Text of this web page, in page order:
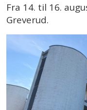
Fra 14. til 16.
Greverud.